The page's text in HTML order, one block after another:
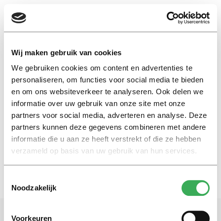
Wij maken gebruik van cookies
We gebruiken cookies om content en advertenties te
personaliseren, om functies voor social media te bieden
en om ons websiteverkeer te analyseren. Ook delen we
informatie over uw gebruik van onze site met onze
partners voor social media, adverteren en analyse. Deze
partners kunnen deze gegevens combineren met andere
informatie die u aan ze heeft verstrekt of die ze hebben
verzameld op basis van uw gebruik van hun services.
Noodzakelijk
Voorkeuren
EN
eigen vermogen
Nieuws
Harvard aan de Rijn?
30 augustus 2017